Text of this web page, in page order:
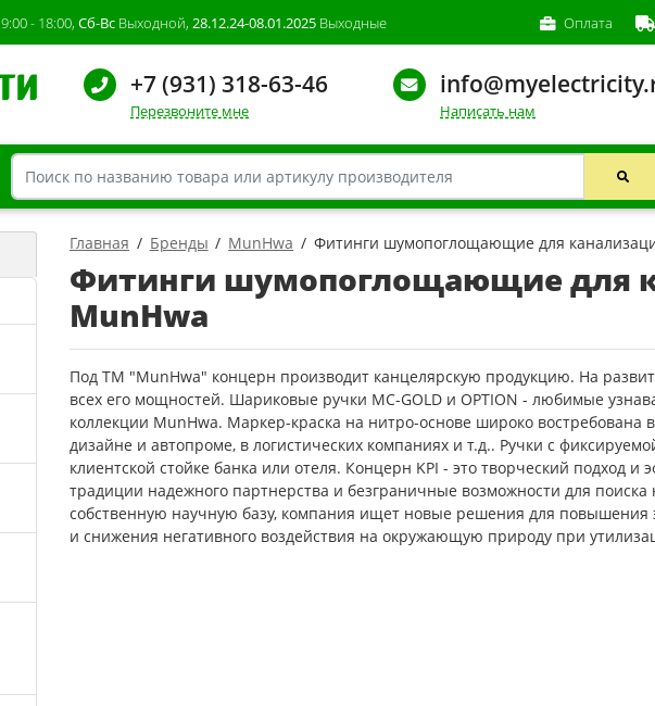
9:00 - 18:00, Сб-Вс Выходной, 28.12.24-08.01.2025 Выходные Оплата
+7 (931) 318-63-46
Перезвоните мне Написать нам
Главная Бренды MunHwa Фитинги шумопоглощающие для
Фитинги шумопоглощающие для
MunHwa
Под ТМ "MunHwa" концерн производит канцелярскую продукцию. На
всех его мощностей. Шариковые ручки MC-GOLD и OPTION - любимые
коллекции MunHwa. Маркер-краска на нитро-основе широко востребована
дизайне и автопроме, в логистических компаниях и т.д.. Ручки с
клиентской стойке банка или отеля. Концерн KPI - это творческий подход и
традиции надежного партнерства и безграничные возможности для
собственную научную базу, компания ищет новые решения для повышения
и снижения негативного воздействия на окружающую природу при